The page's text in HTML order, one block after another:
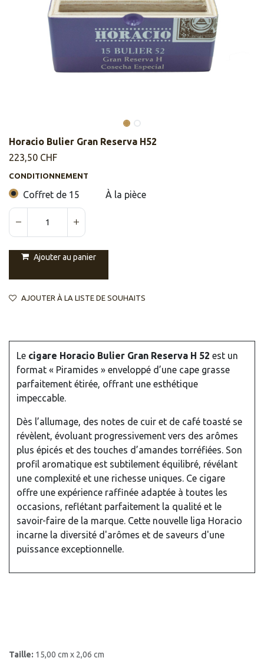
Horacio Bulier Gran Reserva H52
223,50 CHF
CONDITIONNEMENT
Coffret de 15 À la pièce
Ajouter au panier
AJOUTER À LA LISTE DE SOUHAITS
Le cigare Horacio Bulier Gran Reserva H 52 est un
format « Piramides » enveloppé d’une cape grasse
parfaitement étirée, offrant une esthétique
impeccable.
Dès l’allumage, des notes de cuir et de café toasté se
révèlent, évoluant progressivement vers des arômes
plus épicés et des touches d’amandes torréfiées. Son
profil aromatique est subtilement équilibré, révélant
une complexité et une richesse uniques. Ce cigare
offre une expérience raffinée adaptée à toutes les
occasions, reflétant parfaitement la qualité et le
savoir-faire de la marque. Cette nouvelle liga Horacio
incarne la diversité d'arômes et de saveurs d'une
puissance exceptionnelle.
Taille: 15,00 cm x 2,06 cm